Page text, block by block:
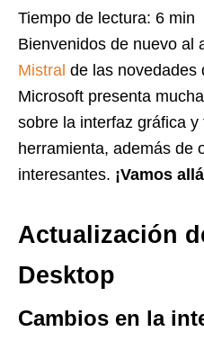
Tiempo de lectura: 6 min
Bienvenidos de nuevo al
Mistral de las novedades
Microsoft presenta
sobre la interfaz gráfica
herramienta, además de
interesantes. ¡Vamos
Actualización
Desktop
Cambios en la